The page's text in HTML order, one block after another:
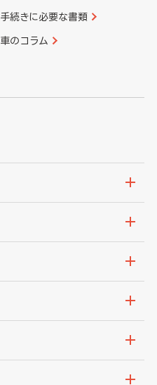
手続きに必要な書類
車のコラム